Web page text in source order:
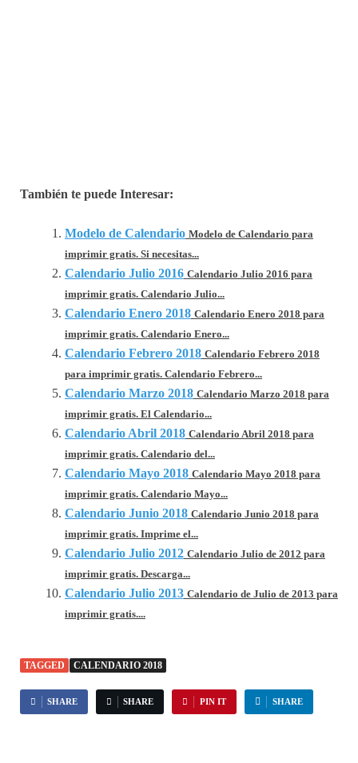
También te puede Interesar:
Modelo de Calendario Modelo de Calendario para
imprimir gratis. Si necesitas...
Calendario Julio 2016 Calendario Julio 2016 para
imprimir gratis. Calendario Julio...
Calendario Enero 2018 Calendario Enero 2018 para
imprimir gratis. Calendario Enero...
Calendario Febrero 2018 Calendario Febrero 2018
para imprimir gratis. Calendario Febrero...
Calendario Marzo 2018 Calendario Marzo 2018 para
imprimir gratis. El Calendario...
Calendario Abril 2018 Calendario Abril 2018 para
imprimir gratis. Calendario del...
Calendario Mayo 2018 Calendario Mayo 2018 para
imprimir gratis. Calendario Mayo...
Calendario Junio 2018 Calendario Junio 2018 para
imprimir gratis. Imprime el...
Calendario Julio 2012 Calendario Julio de 2012 para
imprimir gratis. Descarga...
Calendario Julio 2013 Calendario de Julio de 2013 para
imprimir gratis....
TAGGED CALENDARIO 2018
SHARE SHARE PIN IT SHARE